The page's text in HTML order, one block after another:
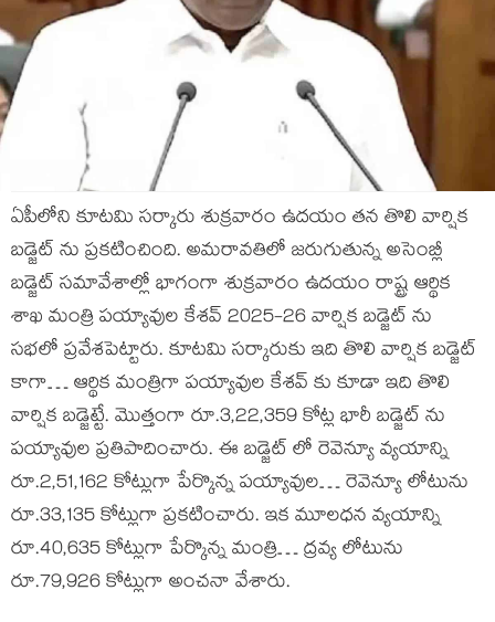
ఏపీలోని కూటమి సర్కారు శుక్రవారం ఉదయం తన తొలి వార్షిక
బడ్జెట్ ను ప్రకటించింది. అమరావతిలో జరుగుతున్న అసెంబ్లీ
బడ్జెట్ సమావేశాల్లో భాగంగా శుక్రవారం ఉదయం రాష్ట్ర ఆర్థిక
శాఖ మంత్రి పయ్యావుల కేశవ్ 2025-26 వార్షిక బడ్జెట్ ను
సభలో ప్రవేశపెట్టారు. కూటమి సర్కారుకు ఇది తొలి వార్షిక బడ్జెట్
కాగా… ఆర్థిక మంత్రిగా పయ్యావుల కేశవ్ కు కూడా ఇది తొలి
వార్షిక బడ్జెట్టే. మొత్తంగా రూ.3,22,359 కోట్ల భారీ బడ్జెట్ ను
పయ్యావుల ప్రతిపాదించారు. ఈ బడ్జెట్ లో రెవెన్యూ వ్యయాన్ని
రూ.2,51,162 కోట్లుగా పేర్కొన్న పయ్యావుల… రెవెన్యూ లోటును
రూ.33,135 కోట్లుగా ప్రకటించారు. ఇక మూలధన వ్యయాన్ని
రూ.40,635 కోట్లుగా పేర్కొన్న మంత్రి… ద్రవ్య లోటును
రూ.79,926 కోట్లుగా అంచనా వేశారు.